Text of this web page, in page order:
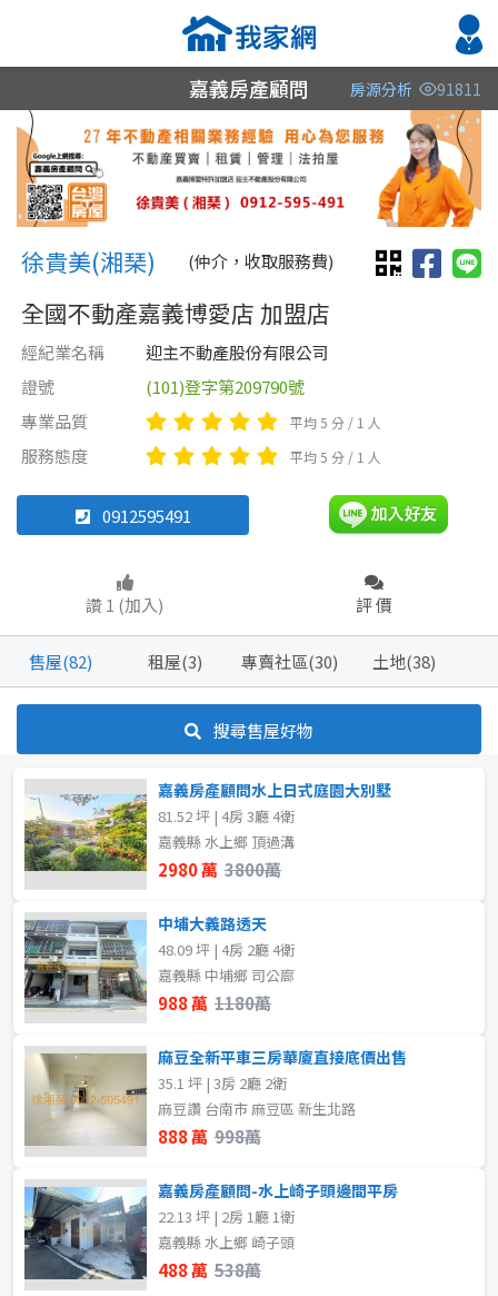
縣市
不限
嘉義縣
台南市
嘉義市
區域
不限
類型(可複選)
不拘 公寓 電梯大樓 套房
店面
坪數
20坪以下
20~30 坪 30~40 坪
40~50 坪
60~70 坪
80坪以上
~
樓層
不拘
1樓 2樓
3樓
縣市
不限
嘉義市
嘉義縣
台南市
區域
不限
售價
縣市
不限
嘉義縣
嘉義市
區域
不限
類型(可複選)
不拘 整層住家 廠房
不拘
50~60 坪
70~80 坪 80坪以上
~
樓層
不拘
5~10樓
~
格局
不拘
4房
租金(元)
嘉義房產顧問 房源分析 91811
徐貴美(湘琹) 徐湘琹
徐貴美(湘琹) (仲介，收取服務費)
全國不動產嘉義博愛店 加盟店
經紀業名稱
迎主不動產股份有限公司
證號
(101)登字第209790號
專業品質
平均 5 分 / 1 人
服務態度 平均 5 分 / 1 人
0912595491
讚 1 (加入) 評 價
售屋(82) 租屋(3) 專賣社區(30) 土地(38)
搜尋售屋好物
嘉義房產顧問水上日式庭園大別墅
81.52 坪 | 4房 3廳 4衛
嘉義縣 水上鄉 頂過溝
2980 萬 3800萬
中埔大義路透天
48.09 坪 | 4房 2廳 4衛
嘉義縣 中埔鄉 司公廍
988 萬 1180萬
麻豆全新平車三房華廈直接底價出售
35.1 坪 | 3房 2廳 2衛
麻豆讚 台南市 麻豆區 新生北路
888 萬 998萬
嘉義房產顧問-水上崎子頭邊間平房
22.13 坪 | 2房 1廳 1衛
嘉義縣 水上鄉 崎子頭
488 萬 538萬